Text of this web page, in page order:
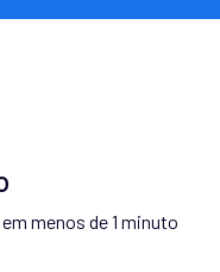
menos de 1 minuto